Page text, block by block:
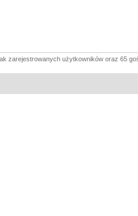
zarejestrowanych użytkowników oraz 65